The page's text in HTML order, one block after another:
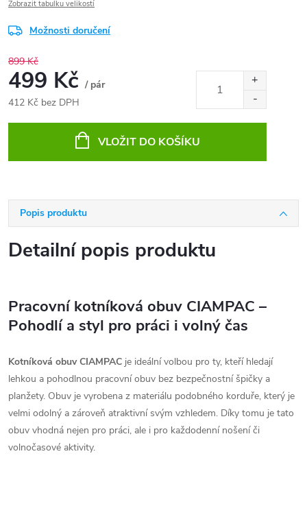
Zobrazit tabulku velikostí
Možnosti doručení
899 Kč
499 Kč / pár
412 Kč bez DPH
VLOŽIT DO KOŠÍKU
Popis produktu
Detailní popis produktu
Pracovní kotníková obuv CIAMPAC –
Pohodlí a styl pro práci i volný čas
Kotníková obuv CIAMPAC je ideální volbou pro ty, kteří hledají
lehkou a pohodlnou pracovní obuv bez bezpečnostní špičky a
planžety. Obuv je vyrobena z materiálu podobného korduře, který je
velmi odolný a zároveň atraktivní svým vzhledem. Díky tomu je tato
obuv vhodná nejen pro práci, ale i pro každodenní nošení či
volnočasové aktivity.